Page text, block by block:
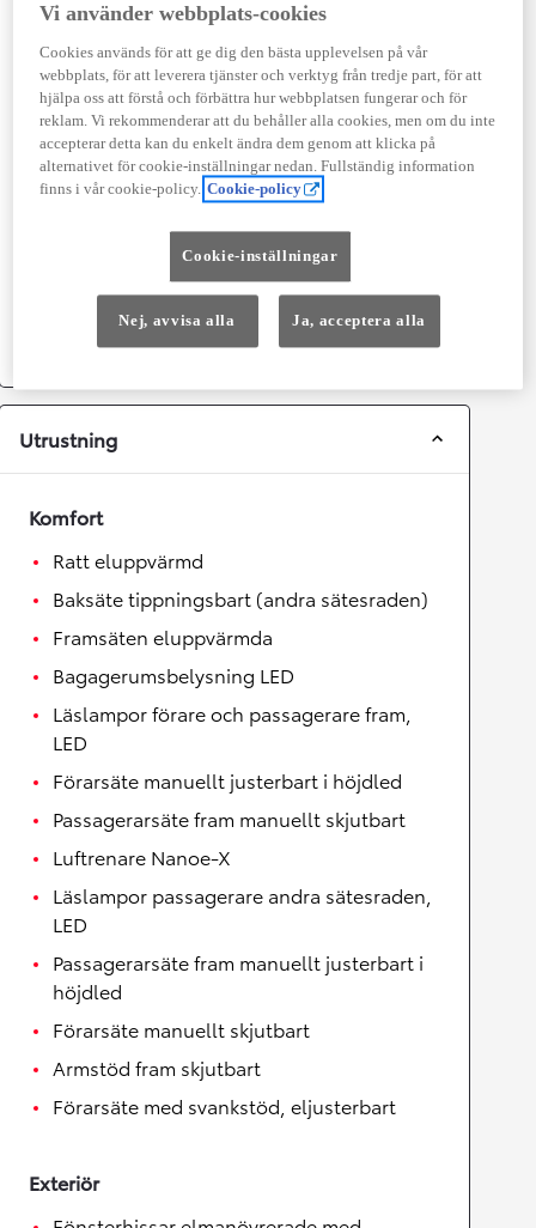
Cylindrar
Kapacitet
1 798
Effekt
103kw (140 hk)
Prestanda
Topphastighet
Acceleration 0-100km/h
Framhjulsdrift
Växellåda
Automat
Utrustning
Komfort
Ratt eluppvärmd
Baksäte tippningsbart (andra sätesraden)
Framsäten eluppvärmda
Bagagerumsbelysning LED
Läslampor förare och passagerare fram,
LED
Förarsäte manuellt justerbart i höjdled
Passagerarsäte fram manuellt skjutbart
Luftrenare Nanoe-X
Läslampor passagerare andra sätesraden,
LED
Passagerarsäte fram manuellt justerbart i
höjdled
Förarsäte manuellt skjutbart
Armstöd fram skjutbart
Förarsäte med svankstöd, eljusterbart
Exteriör
Vi använder webbplats-cookies
Cookies används för att ge dig den bästa upplevelsen på vår
webbplats, för att leverera tjänster och verktyg från tredje part, för att
hjälpa oss att förstå och förbättra hur webbplatsen fungerar och för
reklam. Vi rekommenderar att du behåller alla cookies, men om du inte
accepterar detta kan du enkelt ändra dem genom att klicka på
alternativet för cookie-inställningar nedan. Fullständig information
finns i vår cookie-policy. Cookie-policy
Cookie-inställningar
Nej, avvisa alla Ja, acceptera alla